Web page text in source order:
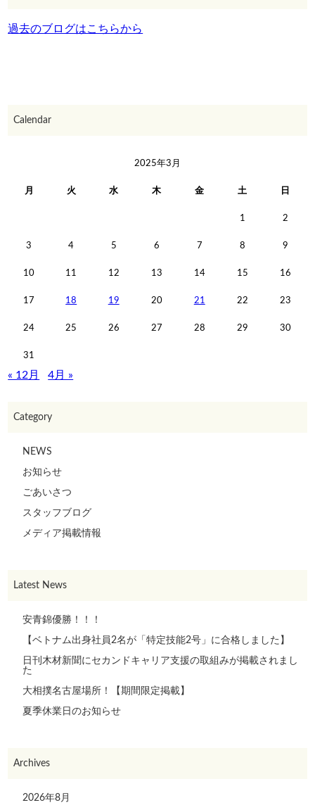
過去のブログはこちらから
Calendar
2025年3月
月 火 水 木 金 土 日
1 2
3 4 5 6 7 8 9
10 11 12 13 14 15 16
17 18 19 20 21 22 23
24 25 26 27 28 29 30
31
« 12月 4月 »
Category
NEWS
お知らせ
ごあいさつ
スタッフブログ
メディア掲載情報
Latest News
安青錦優勝！！！
【ベトナム出身社員2名が「特定技能2号」に合格しました】
日刊木材新聞にセカンドキャリア支援の取組みが掲載されまし
た
大相撲名古屋場所！【期間限定掲載】
夏季休業日のお知らせ
Archives
2026年8月